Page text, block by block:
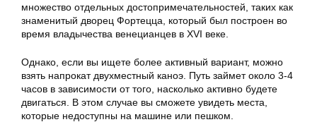
множество отдельных достопримечательностей, таких как
знаменитый дворец Фортецца, который был построен во
время владычества венецианцев в XVI веке.
Однако, если вы ищете более активный вариант, можно
взять напрокат двухместный каноэ. Путь займет около 3-4
часов в зависимости от того, насколько активно будете
двигаться. В этом случае вы сможете увидеть места,
которые недоступны на машине или пешком.